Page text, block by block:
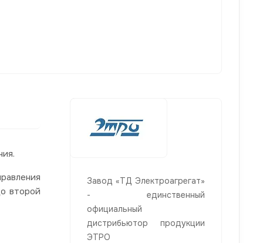
второй
Завод «ТД Электроагрегат»
- единственный
официальный
дистрибьютор продукции
ЭТРО